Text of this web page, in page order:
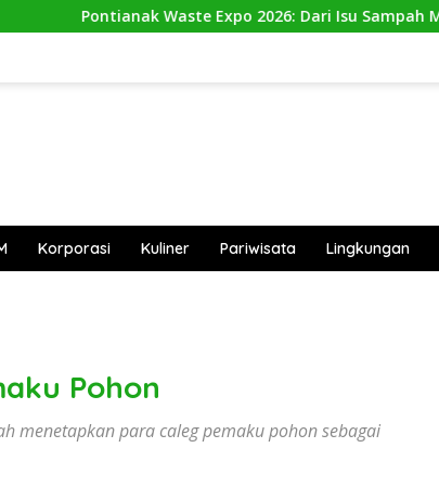
Waste Expo 2026: Dari Isu Sampah Menuju Aksi Nyata
Korporasi Kuliner Pariwisata Lingkungan
Pohon
menetapkan para caleg pemaku pohon sebagai